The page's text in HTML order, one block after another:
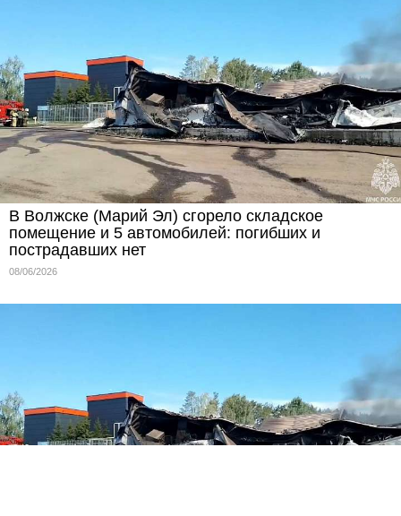
В Волжске (Марий Эл) сгорело складское
помещение и 5 автомобилей: погибших и
пострадавших нет
08/06/2026